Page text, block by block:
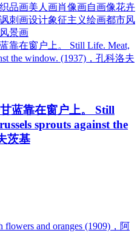
织品画美人画肖像画自画像花卉
讽刺画设计象征主义绘画都市风
风景画
蓝靠在窗户上。 Still
sprouts against the
茨基